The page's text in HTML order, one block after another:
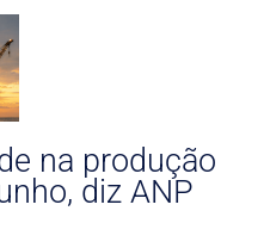
na produção
diz ANP